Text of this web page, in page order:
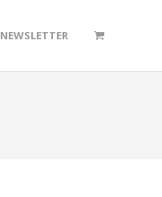
NEWSLETTER